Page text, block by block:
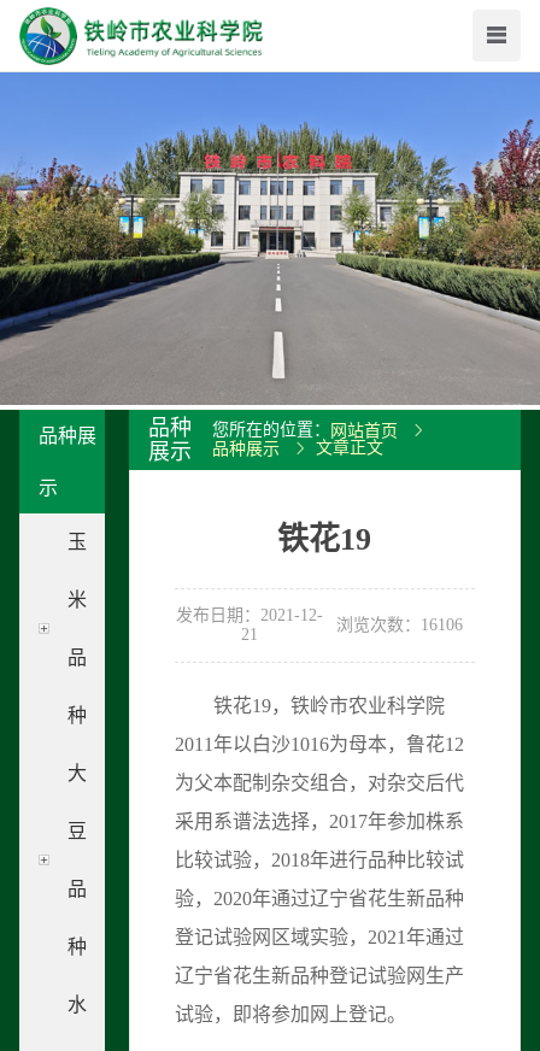
品种展
示
玉
米
品
种
大
豆
品
种
水
品种
展示
您所在的位置：
网站首页
品种展示
文章正文
铁花19
发布日期：2021-12-
21
浏览次数：16106
铁花19，铁岭市农业科学院
2011年以白沙1016为母本，鲁花12
为父本配制杂交组合，对杂交后代
采用系谱法选择，2017年参加株系
比较试验，2018年进行品种比较试
验，2020年通过辽宁省花生新品种
登记试验网区域实验，2021年通过
辽宁省花生新品种登记试验网生产
试验，即将参加网上登记。